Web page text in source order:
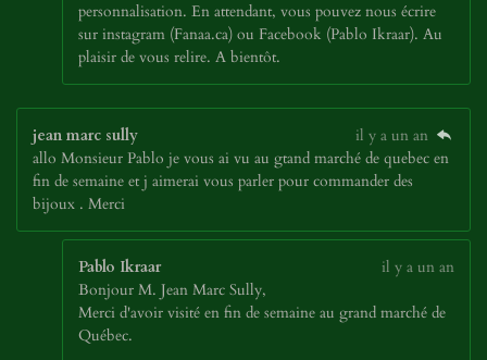
personnalisation. En attendant, vous pouvez nous écrire
sur instagram (Fanaa.ca) ou Facebook (Pablo Ikraar). Au
plaisir de vous relire. A bientôt.
jean marc sully
il y a un an
allo Monsieur Pablo je vous ai vu au gtand marché de quebec en
fin de semaine et j aimerai vous parler pour commander des
bijoux . Merci
Pablo Ikraar
il y a un an
Bonjour M. Jean Marc Sully,
Merci d'avoir visité en fin de semaine au grand marché de
Québec.